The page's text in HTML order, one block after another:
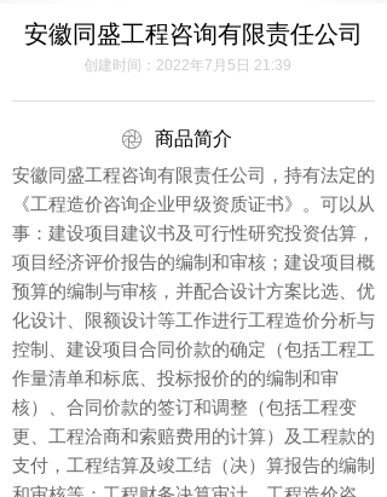
安徽同盛工程咨询有限责任公司
商品简介
创建时间： 2022年7月5日 21:39
安徽同盛工程咨询有限责任公司，持有法定的
《工程造价咨询企业甲级资质证书》。可以从
事：建设项目建议书及可行性研究投资估算，
项目经济评价报告的编制和审核；建设项目概
预算的编制与审核，并配合设计方案比选、优
化设计、限额设计等工作进行工程造价分析与
控制、建设项目合同价款的确定（包括工程工
作量清单和标底、投标报价的的编制和审
核）、合同价款的签订和调整（包括工程变
更、工程洽商和索赔费用的计算）及工程款的
支付，工程结算及竣工结（决）算报告的编制
ꁵ